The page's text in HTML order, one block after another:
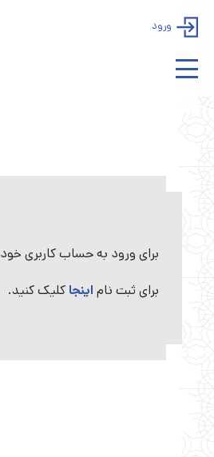
ورود
برای ورود به حساب کاربری خود
برای ثبت نام اینجا کلیک کنید.